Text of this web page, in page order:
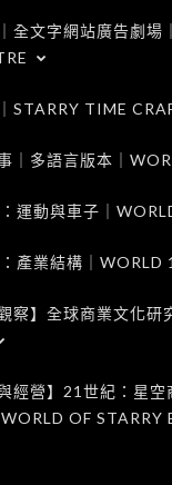
全文字網站廣告劇
STARRY TIME
｜多語言版本｜
運動與車子｜
產業結構｜
察】全球商業文化
經營】21世紀：星
OF STARRY